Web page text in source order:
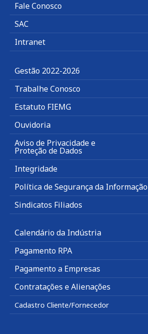
Fale Conosco
SAC
Intranet
Gestão 2022-2026
Trabalhe Conosco
Estatuto FIEMG
Ouvidoria
Aviso de Privacidade e
Proteção de Dados
Integridade
Política de Segurança da Informação
Sindicatos Filiados
Calendário da Indústria
Pagamento RPA
Pagamento a Empresas
Contratações e Alienações
Cadastro Cliente/Fornecedor